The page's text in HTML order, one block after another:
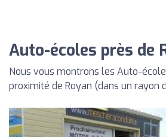
Auto-écoles près de
Nous vous montrons les Auto-
proximité de Royan (dans un rayon